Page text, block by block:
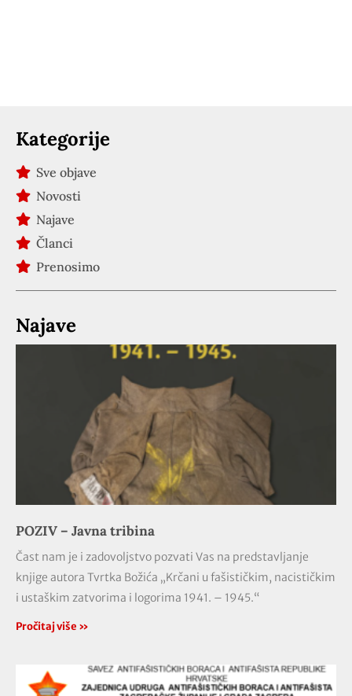
Kategorije
Sve objave
Novosti
Najave
Članci
Prenosimo
Najave
POZIV – Javna tribina
Čast nam je i zadovoljstvo pozvati Vas na predstavljanje
knjige autora Tvrtka Božića „Krčani u fašističkim, nacističkim
i ustaškim zatvorima i logorima 1941. – 1945.“
Pročitaj više »